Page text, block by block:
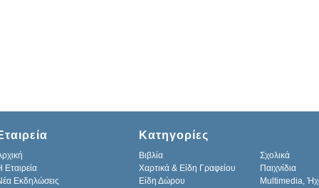
Εταιρεία
Εκδηλώσεις
Κατηγορίες
Βιβλία
Σχολικά
Χαρτικά & Είδη Γραφείου
Παιχνίδια
Είδη Δώρου
Multimedia,